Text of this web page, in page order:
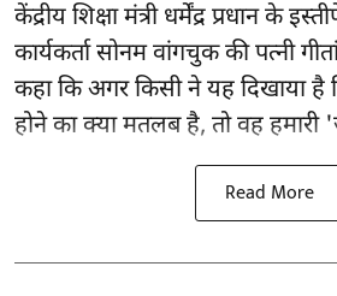
केंद्रीय शिक्षा मंत्री धर्मेंद्र प्रधान के
कार्यकर्ता सोनम वांगचुक की पत्नी
कहा कि अगर किसी ने यह दिखाया है
होने का क्या मतलब है, तो वह हमारी
Read More